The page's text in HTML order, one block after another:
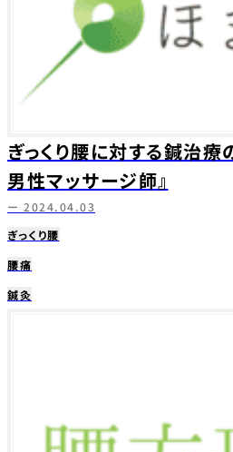
ぎっくり腰に対する鍼治療
男性マッサージ師』
ー 2024.04.03
ぎっくり腰
腰痛
鍼灸